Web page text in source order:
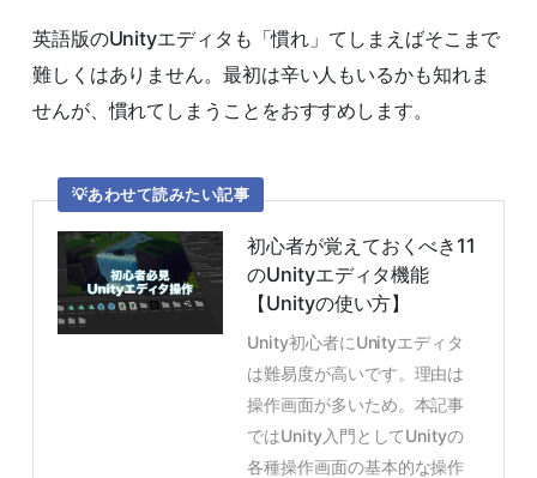
英語版のUnityエディタも「慣れ」てしまえばそこまで
難しくはありません。最初は辛い人もいるかも知れま
せんが、慣れてしまうことをおすすめします。
あわせて読みたい記事
初心者が覚えておくべき11
のUnityエディタ機能
【Unityの使い方】
Unity初心者にUnityエディタ
は難易度が高いです。理由は
操作画面が多いため。本記事
ではUnity入門としてUnityの
各種操作画面の基本的な操作